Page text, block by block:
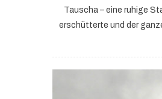
Tauscha – eine ruhige
erschütterte und der